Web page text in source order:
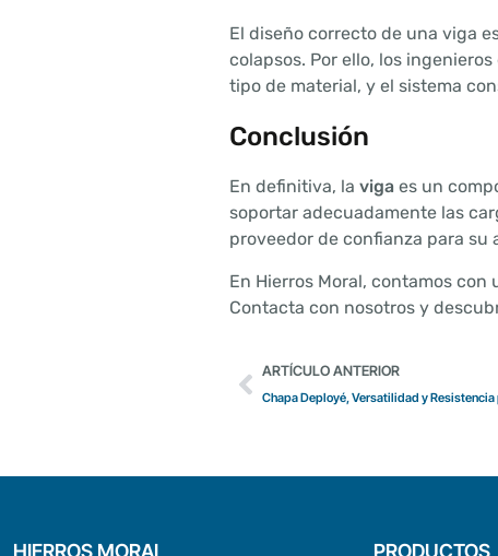
El diseño correcto de una viga
colapsos. Por ello, los
tipo de material, y el sistema
Conclusión
En definitiva, la viga es un
soportar adecuadamente las
proveedor de confianza para
En Hierros Moral, contamos
Contacta con nosotros y
ARTÍCULO ANTERIOR
Chapa Deployé, Versatilidad y
HIERROS MORAL PRODUCTOS